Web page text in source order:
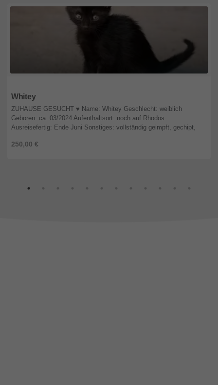
Whitey
250,00 €
ZUHAUSE GESUCHT ♥️ Name: Whitey Geschlecht: weiblich
Geboren: ca. 03/2024 Aufenthaltsort: noch auf Rhodos
Ausreisefertig: Ende Juni Sonstiges: vollständig geimpft, gechipt,